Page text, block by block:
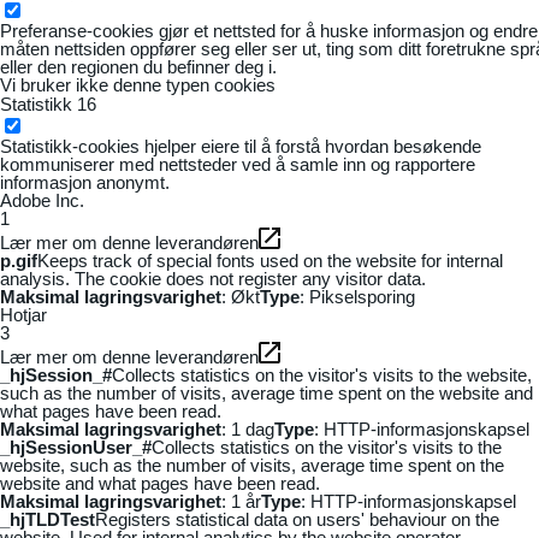
Preferanse-cookies gjør et nettsted for å huske informasjon og
måten nettsiden oppfører seg eller ser ut, ting som ditt foretrukne
eller den regionen du befinner deg i.
Vi bruker ikke denne typen cookies
Statistikk 16
Statistikk-cookies hjelper eiere til å forstå hvordan besøkende
kommuniserer med nettsteder ved å samle inn og rapportere
informasjon anonymt.
Adobe Inc.
1
Lær mer om denne leverandøren
p.gifKeeps track of special fonts used on the website for internal
analysis. The cookie does not register any visitor data.
Maksimal lagringsvarighet: ØktType: Pikselsporing
Hotjar
3
Lær mer om denne leverandøren
_hjSession_#Collects statistics on the visitor's visits to the website,
such as the number of visits, average time spent on the website and
what pages have been read.
Maksimal lagringsvarighet: 1 dagType: HTTP-informasjonskapsel
_hjSessionUser_#Collects statistics on the visitor's visits to the
website, such as the number of visits, average time spent on the
website and what pages have been read.
Maksimal lagringsvarighet: 1 årType: HTTP-informasjonskapsel
_hjTLDTestRegisters statistical data on users' behaviour on the